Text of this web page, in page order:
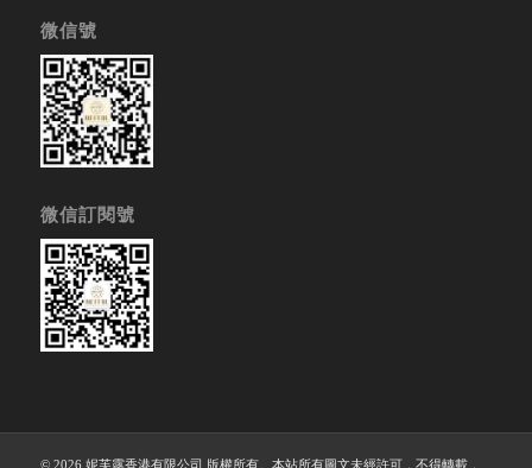
微信號
微信訂閱號
© 2026 妮芙露香港有限公司 版權所有。本站所有圖文未經許可，不得轉載，